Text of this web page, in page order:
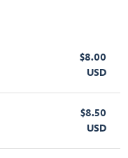
$8.00
USD
$8.50
USD